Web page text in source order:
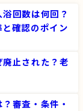
回数は何回？
確認のポイン
止された？老
審査・条件・